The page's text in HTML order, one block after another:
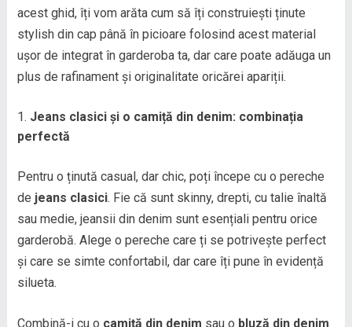
acest ghid, îți vom arăta cum să îți construiești ținute
stylish din cap până în picioare folosind acest material
ușor de integrat în garderoba ta, dar care poate adăuga un
plus de rafinament și originalitate oricărei apariții.
Jeans clasici și o camiță din denim: combinația
perfectă
Pentru o ținută casual, dar chic, poți începe cu o pereche
de jeans clasici. Fie că sunt skinny, drepti, cu talie înaltă
sau medie, jeansii din denim sunt esențiali pentru orice
garderobă. Alege o pereche care ți se potrivește perfect
și care se simte confortabil, dar care îți pune în evidență
silueta.
Combină-i cu o camiță din denim sau o bluză din denim